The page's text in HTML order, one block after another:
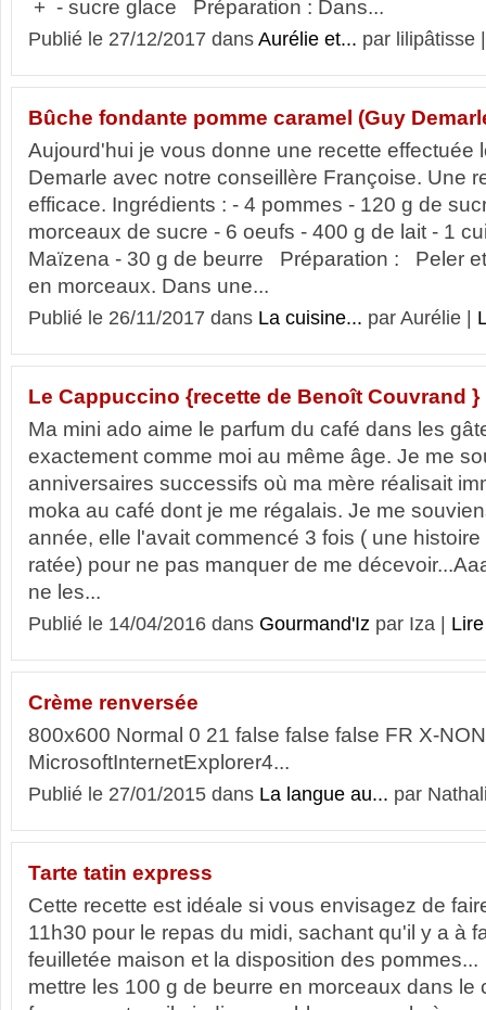
+ - sucre glace Préparation : Dans...
Publié le 27/12/2017 dans Aurélie et... par lilipâtisse
Bûche fondante pomme caramel (Guy
Aujourd'hui je vous donne une recette effectuée
Demarle avec notre conseillère Françoise. Une
efficace. Ingrédients : - 4 pommes - 120 g de
morceaux de sucre - 6 oeufs - 400 g de lait - 1
Maïzena - 30 g de beurre Préparation : Peler
en morceaux. Dans une...
Publié le 26/11/2017 dans La cuisine... par Aurélie |
Le Cappuccino {recette de Benoît Couvrand }
Ma mini ado aime le parfum du café dans les
exactement comme moi au même âge. Je me
anniversaires successifs où ma mère réalisait
moka au café dont je me régalais. Je me
année, elle l'avait commencé 3 fois ( une
ratée) pour ne pas manquer de me
ne les...
Publié le 14/04/2016 dans Gourmand'Iz par Iza |
Crème renversée
800x600 Normal 0 21 false false false FR X-
MicrosoftInternetExplorer4...
Publié le 27/01/2015 dans La langue au... par
Tarte tatin express
Cette recette est idéale si vous envisagez de
11h30 pour le repas du midi, sachant qu'il y a à
feuilletée maison et la disposition des
mettre les 100 g de beurre en morceaux dans le